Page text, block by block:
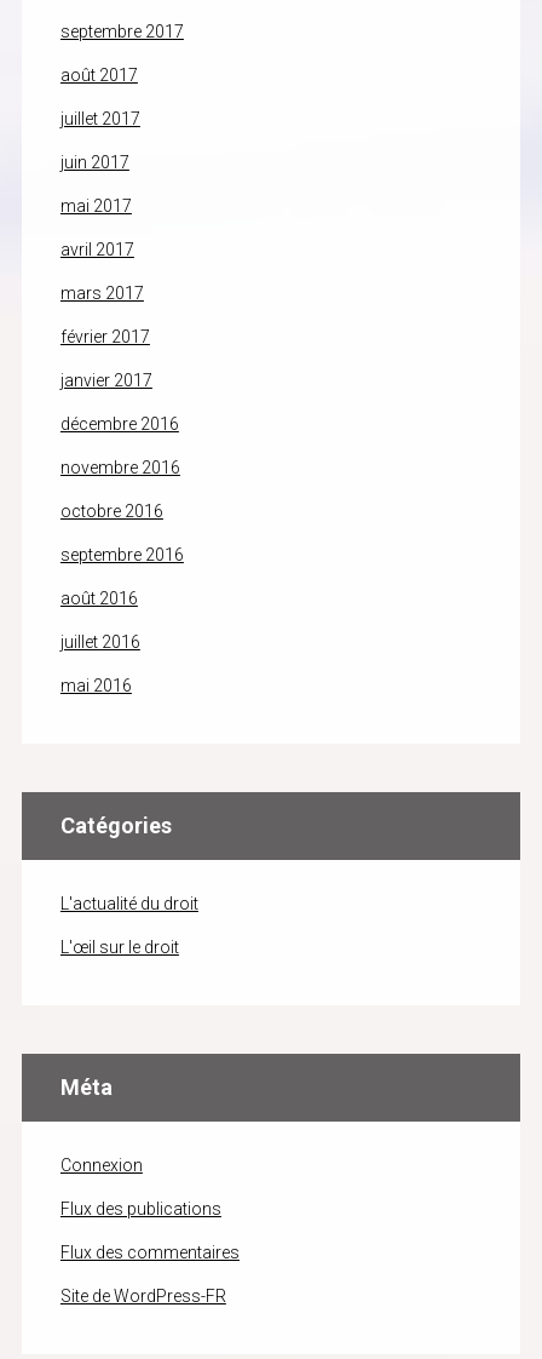
septembre 2017
août 2017
juillet 2017
juin 2017
mai 2017
avril 2017
mars 2017
février 2017
janvier 2017
décembre 2016
novembre 2016
octobre 2016
septembre 2016
août 2016
juillet 2016
mai 2016
Catégories
L'actualité du droit
L'œil sur le droit
Méta
Connexion
Flux des publications
Flux des commentaires
Site de WordPress-FR